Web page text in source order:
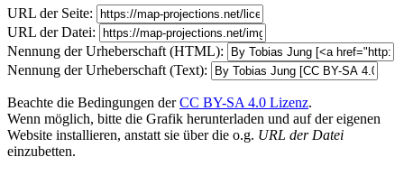
URL der Seite:
URL der Datei:
Nennung der Urheberschaft (HTML):
Nennung der Urheberschaft (Text):
Beachte die Bedingungen derCC BY-SA 4.0 Lizenz.
Wenn möglich, bitte die Grafik herunterladen und auf der eigenen
Website installieren, anstatt sie über die o.g. URL der Datei
einzubetten.